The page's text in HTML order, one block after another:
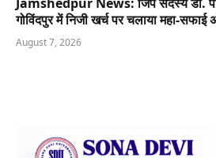
गोविंदपुर में निजी खर्च पर चलाया महा-सफाई
August 7, 2026